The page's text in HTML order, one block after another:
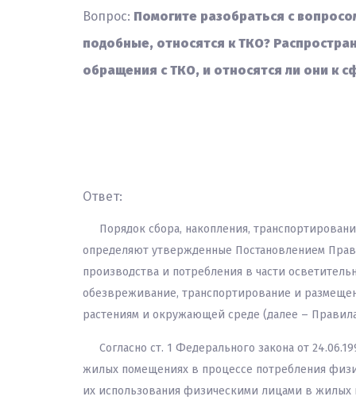
Вопрос: Помогите разобраться с
подобные, относятся к ТКО?
обращения с ТКО, и относятся ли они к
Ответ:
Порядок сбора, накопления,
определяют утвержденные Постановлением
производства и потребления в части
обезвреживание, транспортирование и
растениям и окружающей среде (далее –
Согласно ст. 1 Федерального закона от
жилых помещениях в процессе потребления
их использования физическими лицами в жилых